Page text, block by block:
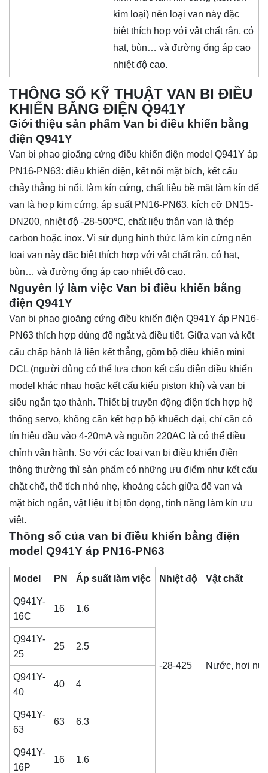
kim loại) nên loại van này đặc
biệt thích hợp với vật chất rắn, có
hạt, bùn… và đường ống áp cao
nhiệt độ cao.
THÔNG SỐ KỸ THUẬT VAN BI ĐIỀU
KHIỂN BẰNG ĐIỆN Q941Y
Giới thiệu sản phẩm Van bi điều khiển bằng
điện Q941Y
Van bi phao gioăng cứng điều khiển điện model Q941Y áp
PN16-PN63: điều khiển điện, kết nối mặt bích, kết cấu
chảy thẳng bi nổi, làm kín cứng, chất liệu bề mặt làm kín đế
van là hợp kim cứng, áp suất PN16-PN63, kích cỡ DN15-
DN200, nhiệt độ -28-500℃, chất liệu thân van là thép
carbon hoặc inox. Vì sử dụng hình thức làm kín cứng nên
loại van này đặc biệt thích hợp với vật chất rắn, có hạt,
bùn… và đường ống áp cao nhiệt độ cao.
Nguyên lý làm việc Van bi điều khiển bằng
điện Q941Y
Van bi phao gioăng cứng điều khiển điện Q941Y áp PN16-
PN63 thích hợp dùng để ngắt và điều tiết. Giữa van và kết
cấu chấp hành là liên kết thẳng, gồm bộ điều khiển mini
DCL (người dùng có thể lựa chọn kết cấu điện điều khiển
model khác nhau hoặc kết cấu kiểu piston khí) và van bi
siêu ngắn tạo thành. Thiết bị truyền động điện tích hợp hệ
thống servo, không cần kết hợp bộ khuếch đại, chỉ cần có
tín hiệu đầu vào 4-20mA và nguồn 220AC là có thể điều
chỉnh vận hành. So với các loại van bi điều khiển điện
thông thường thì sản phẩm có những ưu điểm như kết cấu
chặt chẽ, thể tích nhỏ nhẹ, khoảng cách giữa đế van và
mặt bích ngắn, vật liệu ít bị tồn đọng, tính năng làm kín ưu
việt.
Thông số của van bi điều khiển bằng điện
model Q941Y áp PN16-PN63
Model PN Áp suất làm việc Nhiệt độ Vật chất
Q941Y-
16C
16 1.6
-28-425 Nước, hơi
Q941Y-
25
25 2.5
Q941Y-
40
40 4
Q941Y-
63
63 6.3
Q941Y-
16P
16 1.6